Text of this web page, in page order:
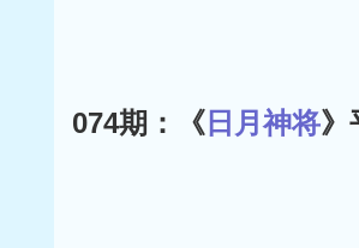
074期：《 日月神将》